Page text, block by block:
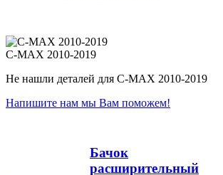
C-MAX 2010-2019
Не нашли деталей для C-MAX 2010-2019
Напишите нам мы Вам поможем!
Бачок
расширительный